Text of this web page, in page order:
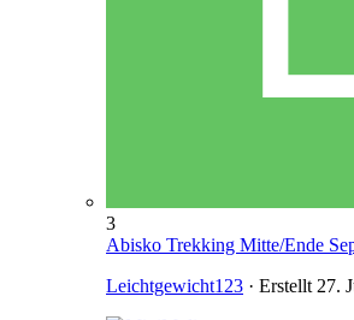
3
Abisko Trekking Mitte/Ende
Leichtgewicht123 · Erstellt 27.